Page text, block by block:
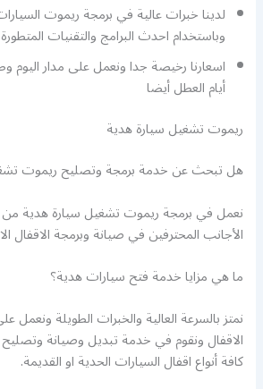
لدينا خبرات عالية في برمجة ريموت
وباستخدام احدث البرامج والتقنيات
اسعارنا رخيصة جدا ونعمل على مدار اليوم
أيام العطل أيضا
ريموت تشغيل سيارة هدية
هل تبحث عن خدمة برمجة وتصليح ريموت
نعمل في برمجة ريموت تشغيل سيارة هدية من
الأجانب المحترفين في صيانة وبرمجة الاقفال
ما هي مزايا خدمة فتح سيارات هدية؟
نمتز بالسرعة العالية والخبرات الطويلة ونعمل
الاقفال ونقوم في خدمة تبديل وصيانة
كافة أنواع اقفال السيارات الحدية او القديمة.